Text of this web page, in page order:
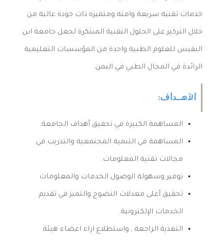
خدمات تقنية سريعة وامنة ومتميزة ذات جودة عالية من
خلال التركيز على الحلول التقنية المبتكرة لجعل جامعة ابن
النفيس للعلوم الطبية واحدة من المؤسسات التعليمية
الرائدة في المجال الطبي في اليمن.
ﺍﻷﻫـــﺪﺍﻑ:
المساهمة الكبيرة في تحقيق أهداف الجامعة.
المساهمة في التنمية المجتمعية والتدريب في
مجالات تقنية المعلومات.
توفير وسهولة الوصول الخدمات والمعلومات
تحقيق أعلى معدلات النضوج والتميز في تقديم
الخدمات الإلكترونية.
التغذية الراجعة , واستطلاع اراء اعضاء هيئة